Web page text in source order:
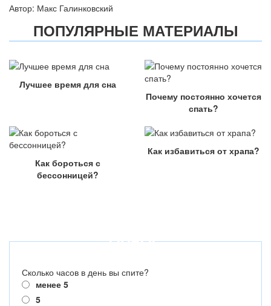
Автор: Макс Галинковский
ПОПУЛЯРНЫЕ МАТЕРИАЛЫ
Лучшее время для сна
Почему постоянно хочется
спать?
Как бороться с
бессонницей?
Как избавиться от храпа?
ОПРОС
Сколько часов в день вы спите?
менее 5
5